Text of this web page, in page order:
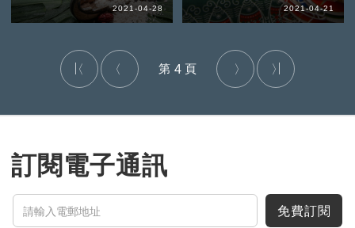
2021-04-28 2021-04-21
4
訂閱電子通訊
免費訂閱